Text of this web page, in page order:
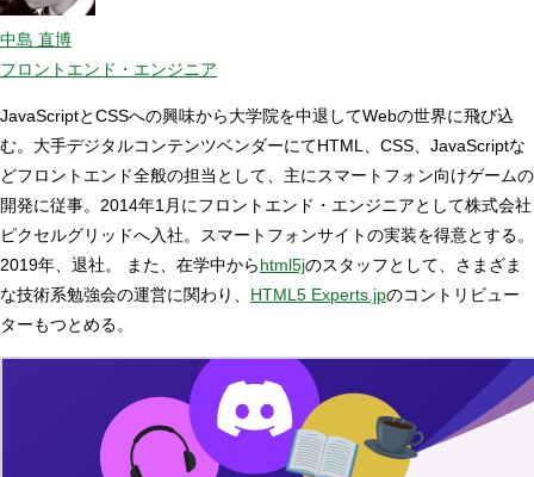
中島 直博
フロントエンド・エンジニア
JavaScriptとCSSへの興味から大学院を中退してWebの世界に飛び込
む。大手デジタルコンテンツベンダーにてHTML、CSS、JavaScriptな
どフロントエンド全般の担当として、主にスマートフォン向けゲームの
開発に従事。2014年1月にフロントエンド・エンジニアとして株式会社
ピクセルグリッドへ入社。スマートフォンサイトの実装を得意とする。
2019年、退社。 また、在学中からhtml5jのスタッフとして、さまざま
な技術系勉強会の運営に関わり、 HTML5 Experts.jpのコントリビュー
ターもつとめる。